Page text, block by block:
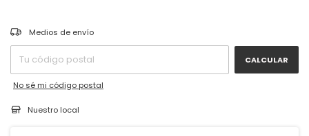
Entregas para el CP:
Medios de envío
CALCULAR
No sé mi código postal
Nuestro local